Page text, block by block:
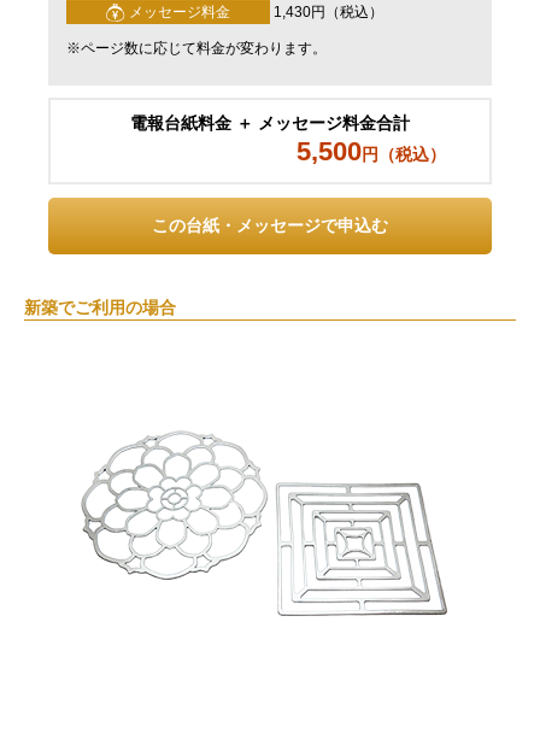
メッセージ料金 1,430円（税込）
※ページ数に応じて料金が変わります。
電報台紙料金 ＋ メッセージ料金合計
5,500円（税込）
この台紙・メッセージで申込む
新築でご利用の場合